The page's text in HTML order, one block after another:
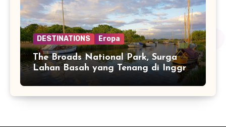
DESTINATIONS Eropa
The Broads National Park, Surga
Lahan Basah yang Tenang di Inggris
Timur